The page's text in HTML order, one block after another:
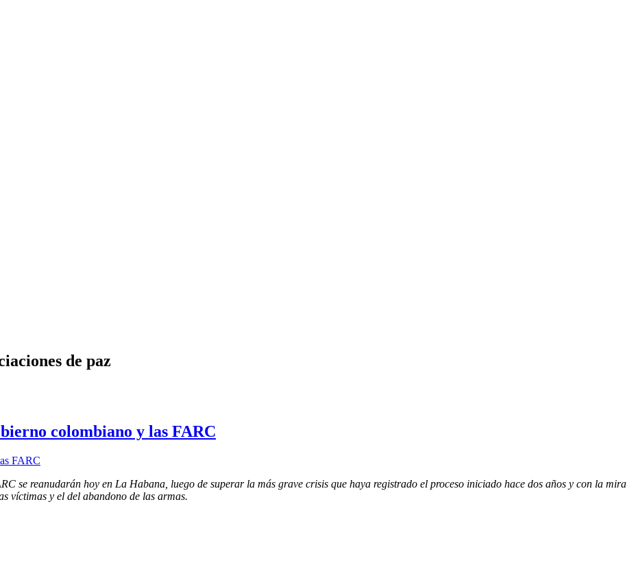
de paz
colombiano y las FARC
se reanudarán hoy en La Habana, luego de superar la más grave crisis que haya registrado el proceso iniciado hace dos años y con la mira
víctimas y el del abandono de las armas.